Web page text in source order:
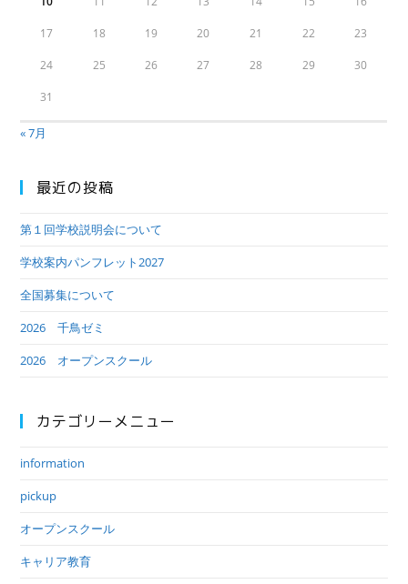
17 18 19 20 21 22 23
24 25 26 27 28 29 30
31
« 7月
最近の投稿
第１回学校説明会について
学校案内パンフレット2027
全国募集について
2026 千鳥ゼミ
2026 オープンスクール
カテゴリーメニュー
information
pickup
オープンスクール
キャリア教育